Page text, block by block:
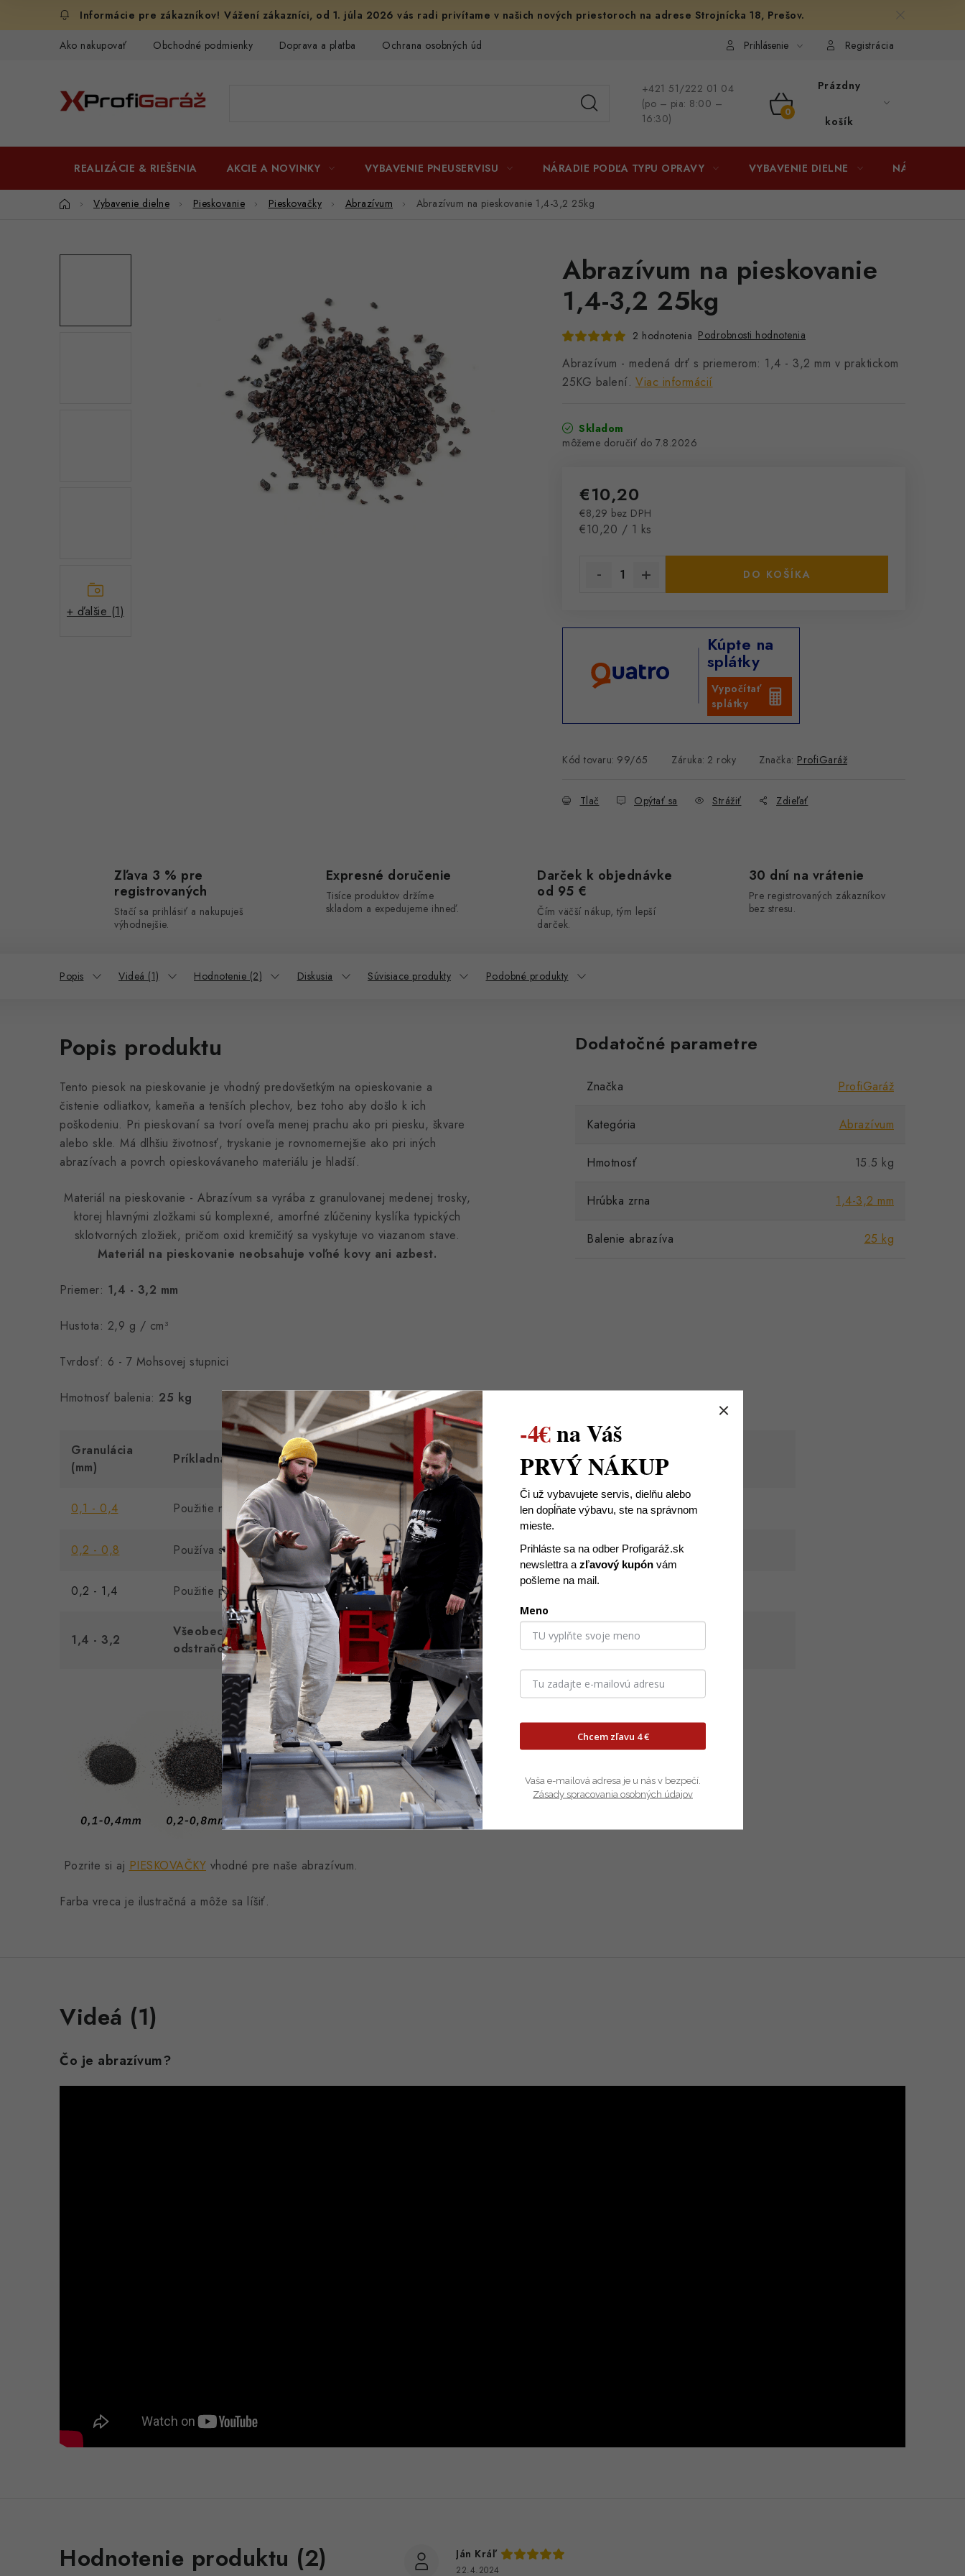
Vážení zákazníci, od 1. júla 2026 vás radi privítame v našich nových priestoroch na adrese Strojnícka 18, Prešov.
Ako nakupovať Obchodné podmienky Doprava a platba Ochrana osobných údajov Osobné vyzdvihnutie v Prešove Ako funguje Packeta?
Prihlásenie Registrácia
+421 51/222 01 04
(po – pia: 8:00 –
16:30)
NÁKUPNÝ
Prázdny
košík
REALIZÁCIE & RIEŠENIA AKCIE A NOVINKY VYBAVENIE PNEUSERVISU NÁRADIE PODĽA TYPU OPRAVY VYBAVENIE DIELNE NÁRADIE
DomovVybavenie dielne Pieskovanie Pieskovačky Abrazívum Abrazívum na pieskovanie 1,4-3,2 25kg
+ ďalšie (1)
Abrazívum na pieskovanie
1,4-3,2 25kg
2 hodnotenia Podrobnosti hodnotenia
Abrazívum - medená drť s priemerom: 1,4 - 3,2 mm v praktickom
25KG balení. Viac informácií
Skladom
7.8.2026
€10,20
€8,29 bez DPH
Jednotková cena:
€10,20 / 1 ks
DO KOŠÍKA
Kúpte na
splátky
Vypočítať
splátky
Kód tovaru: 99/65 Záruka: 2 roky Značka: ProfiGaráž
Tlač Opýtať sa Strážiť Zdieľať
Zľava 3 % pre
registrovaných
Stačí sa prihlásiť a nakupuješ
výhodnejšie.
Expresné doručenie
Tisíce produktov držíme
skladom a expedujeme ihneď.
Darček k objednávke
od 95 €
Čím väčší nákup, tým lepší
darček.
30 dní na vrátenie
Pre registrovaných zákazníkov
bez stresu.
Popis Videá (1) Hodnotenie (2) Diskusia Súvisiace produkty Podobné produkty
Popis produktu
Tento piesok na pieskovanie je vhodný predovšetkým na opieskovanie a
čistenie odliatkov, kameňa a tenších plechov, bez toho aby došlo k ich
poškodeniu. Pri pieskovaní sa tvorí oveľa menej prachu ako pri piesku, škvare
alebo skle. Má dlhšiu životnosť, tryskanie je rovnomernejšie ako pri iných
abrazívach a povrch opieskovávaneho materiálu je hladší.
Materiál na pieskovanie - Abrazívum sa vyrába z granulovanej medenej trosky,
ktorej hlavnými zložkami sú komplexné, amorfné zlúčeniny kyslíka typických
sklotvorných zložiek, pričom oxid kremičitý sa vyskytuje vo viazanom stave.
Materiál na pieskovanie neobsahuje voľné kovy ani azbest.
Priemer: 1,4 - 3,2 mm
Hustota: 2,9 g / cm³
Tvrdosť: 6 - 7 Mohsovej stupnici
Hmotnosť balenia: 25 kg
Granulácia
(mm)
Príkladná aplikácia
0,1 - 0,4 Použitie na ľahkú oceľovú konštrukciu, hliník, oceľ odolnú voči kyselinám.
0,2 - 0,8 Používa sa na ľahké oceľové konštrukcie, hliník, oceľ odolná voči kyselinám.
0,2 - 1,4 Použitie pre oceľové a kovové konštrukcie s nízkou úrovňou korózie - umožňuje vysokú drsnosť.
1,4 - 3,2
Všeobecné použitie čistením oceľových a kovových povrchov, potrubí, trupov a iných prvkov lodí,
odstraňovanie starých náterov.
Pozrite si aj PIESKOVAČKY vhodné pre naše abrazívum.
Farba vreca je ilustračná a môže sa líšiť.
Dodatočné parametre
Značka ProfiGaráž
Kategória Abrazívum
Hmotnosť 15.5 kg
Hrúbka zrna 1,4-3,2 mm
Balenie abrazíva 25 kg
Videá (1)
Čo je abrazívum?
Hodnotenie produktu (2)
V
Ján Kráľ
22.4.2024
-4€na Váš
PRVÝ NÁKUP
Či už vybavujete servis, dielňu alebo
len dopĺňate výbavu, ste na správnom
mieste.
Prihláste sa na odber Profigaráž.sk
newslettra a zľavový kupón vám
pošleme na mail.
Meno
Chcem zľavu 4 €
Vaša e-mailová adresa je u nás v bezpečí.
Zásady spracovania osobných údajov